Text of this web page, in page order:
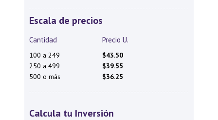
Escala de precios
Cantidad Precio U.
100 a 249
$43.50
250 a 499
$39.55
500 o más
$36.25
Calcula tu Inversión